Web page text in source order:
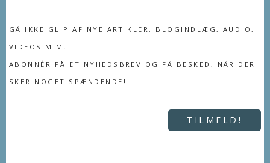
GÅ IKKE GLIP AF NYE ARTIKLER, BLOGINDLÆG, AUDIO,
VIDEOS M.M.
ABONNÉR PÅ ET NYHEDSBREV OG FÅ BESKED, NÅR DER
SKER NOGET SPÆNDENDE!
TILMELD!